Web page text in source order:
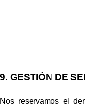
9. GESTIÓN DE
Nos reservamos el